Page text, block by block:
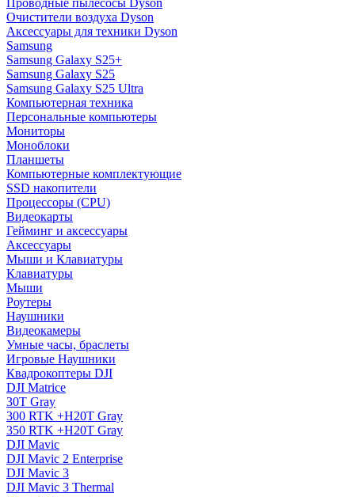
Проводные пылесосы Dyson
Очистители воздуха Dyson
Аксессуары для техники Dyson
Samsung
Samsung Galaxy S25+
Samsung Galaxy S25
Samsung Galaxy S25 Ultra
Компьютерная техника
Персональные компьютеры
Мониторы
Моноблоки
Планшеты
Компьютерные комплектующие
SSD накопители
Процессоры (CPU)
Видеокарты
Гейминг и аксессуары
Аксессуары
Мыши и Клавиатуры
Клавиатуры
Мыши
Роутеры
Наушники
Видеокамеры
Умные часы, браслеты
Игровые Наушники
Квадрокоптеры DJI
DJI Matrice
30T Gray
300 RTK +H20T Gray
350 RTK +H20T Gray
DJI Mavic
DJI Mavic 2 Enterprise
DJI Mavic 3
DJI Mavic 3 Thermal